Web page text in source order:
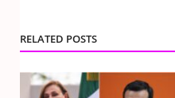
RELATED POSTS